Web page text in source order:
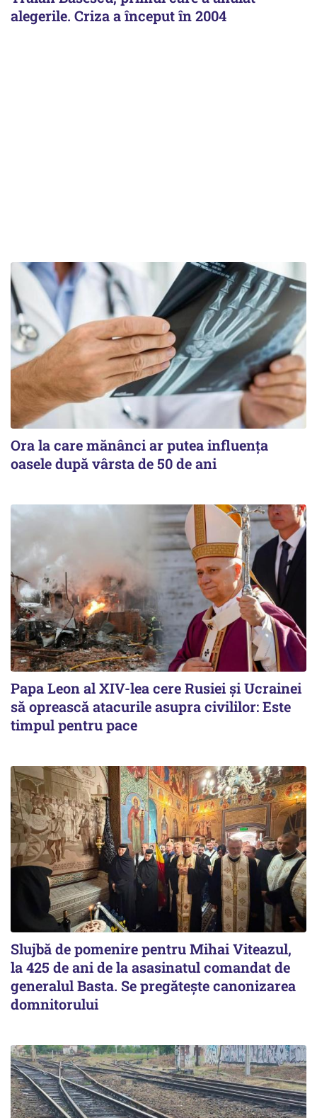
alegerile. Criza a început în 2004
Ora la care mănânci ar putea influența
oasele după vârsta de 50 de ani
Papa Leon al XIV-lea cere Rusiei și Ucrainei
să oprească atacurile asupra civililor: Este
timpul pentru pace
Slujbă de pomenire pentru Mihai Viteazul,
la 425 de ani de la asasinatul comandat de
generalul Basta. Se pregătește canonizarea
domnitorului